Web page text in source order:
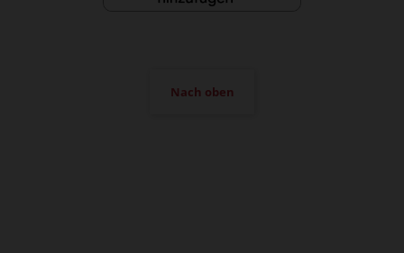
Nach oben